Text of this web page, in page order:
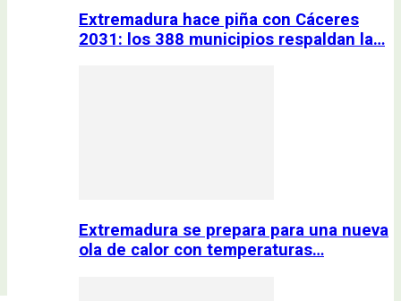
Extremadura hace piña con Cáceres
2031: los 388 municipios respaldan la…
Extremadura se prepara para una nueva
ola de calor con temperaturas…